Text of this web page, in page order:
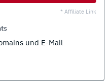
* Affiliate Link
und E-Mail